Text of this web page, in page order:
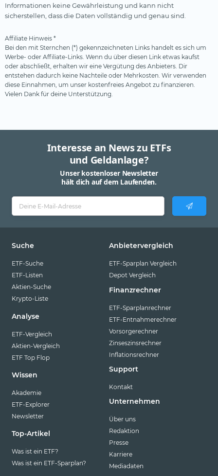
Informationen keine Gewährleistung und kann nicht
sicherstellen, dass die Daten vollständig und genau sind.
Affiliate Hinweis *
Bei den mit Sternchen (*) gekennzeichneten Links handelt es sich um
Werbe- oder Affiliate-Links. Wenn du über diesen Link etwas kaufst
oder abschließt, erhalten wir eine Vergütung des Anbieters. Dir
entstehen dadurch keine Nachteile oder Mehrkosten. Wir verwenden
diese Einnahmen, um unser kostenfreies Angebot zu finanzieren.
Vielen Dank für deine Unterstützung.
Interesse an News zu ETFs
und Geldanlage?
Unser kostenloser Newsletter
hält dich auf dem Laufenden.
Suche
ETF-Suche
ETF-Listen
Aktien-Suche
Krypto-Liste
Analyse
ETF-Vergleich
Aktien-Vergleich
ETF Top Flop
Wissen
Akademie
ETF-Explorer
Newsletter
Top-Artikel
Was ist ein ETF?
Was ist ein ETF-Sparplan?
Anbietervergleich
ETF-Sparplan Vergleich
Depot Vergleich
Finanzrechner
ETF-Sparplanrechner
ETF-Entnahmerechner
Vorsorgerechner
Zinseszinsrechner
Inflationsrechner
Support
Kontakt
Unternehmen
Über uns
Redaktion
Presse
Karriere
Mediadaten